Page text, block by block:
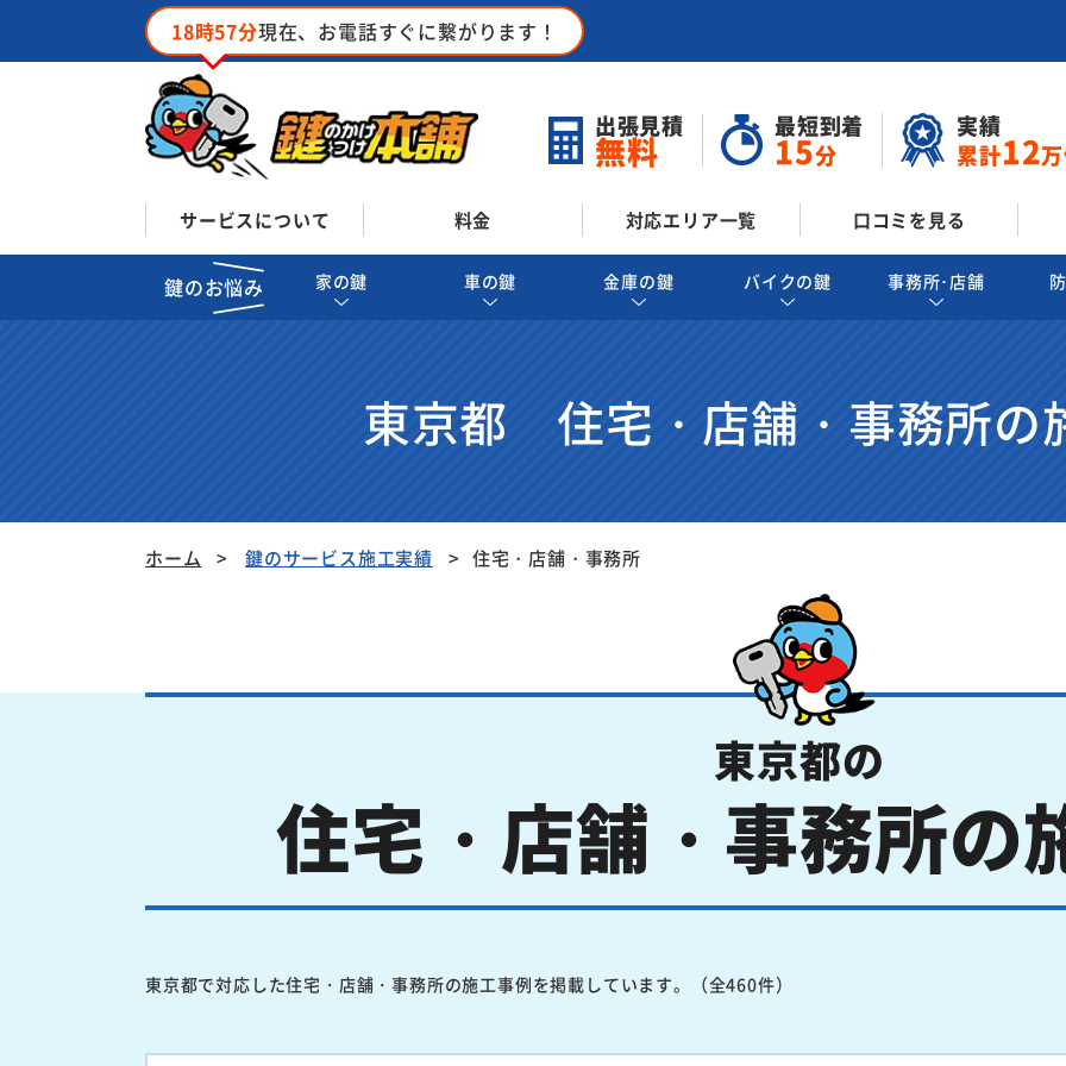
18時57分現在、お電話すぐに繋がります！
出張見積
無料
最短到着
15分
実績
累計12
サービスについて 料金 対応エリア一覧 口コミを見る
鍵のお悩み 家の鍵 車の鍵 金庫の鍵 バイクの鍵 事務所･店舗
東京都 住宅・店舗・事務所の
ホーム 鍵のサービス施工実績 住宅・店舗・事務所
東京都の
住宅・店舗・事務所の
東京都で対応した住宅・店舗・事務所の施工事例を掲載しています。（全460件）